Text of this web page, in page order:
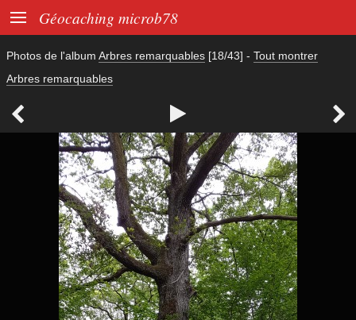
 Géocaching microb78
Photos de l'album Arbres remarquables [18/43] - Tout montrer
Arbres remarquables
  